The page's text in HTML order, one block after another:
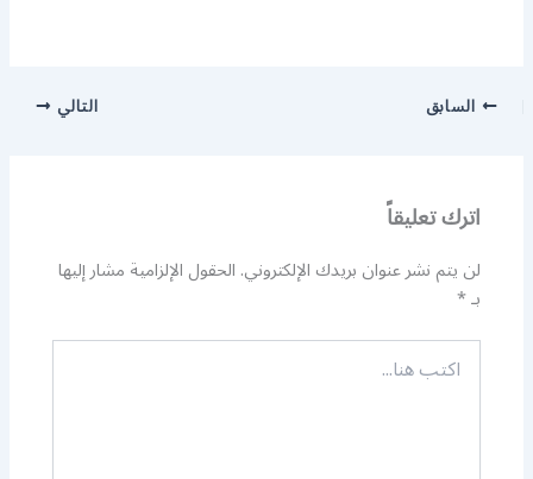
السابق التالي
اترك تعليقاً
لن يتم نشر عنوان بريدك الإلكتروني.الحقول الإلزامية مشار إليها
بـ*
اكتب
هنا...